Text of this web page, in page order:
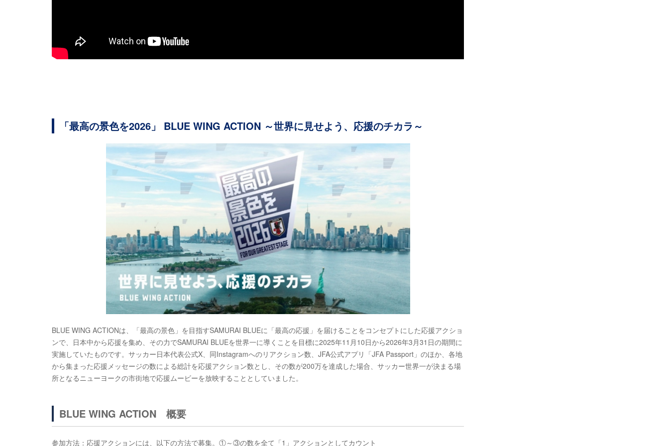
「最高の景色を2026」 BLUE WING ACTION ～世界に見せよう、応援のチカラ～
BLUE WING ACTIONは、「最高の景色」を目指すSAMURAI BLUEに「最高の応援」を届けることをコンセプトにした応援アクショ
ンで、日本中から応援を集め、その力でSAMURAI BLUEを世界一に導くことを目標に2025年11月10日から2026年3月31日の期間に
実施していたものです。サッカー日本代表公式X、同Instagramへのリアクション数、JFA公式アプリ「JFA Passport」のほか、各地
から集まった応援メッセージの数による総計を応援アクション数とし、その数が200万を達成した場合、サッカー世界一が決まる場
所となるニューヨークの市街地で応援ムービーを放映することとしていました。
BLUE WING ACTION 概要
参加方法：応援アクションには、以下の方法で募集。①～③の数を全て「1」アクションとしてカウント